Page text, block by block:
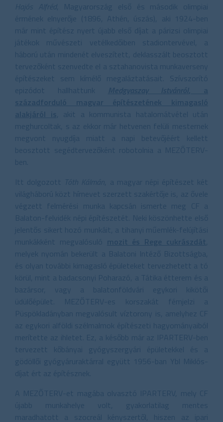
Hajós Alfréd
, Magyarország első és második olimpiai
érmének elnyerője (1896, Athén, úszás), aki 1924-ben
már mint építész nyert újabb első díjat a párizsi olimpiai
játékok művészeti vetélkedőiben stadiontervével, a
háború után mindenét elveszített, deklasszált beosztott
tervezőként szenvedte el a sztahanovista munkaverseny
építészeket sem kímélő megaláztatásait. Szívszorító
epizódot hallhattunk
Medgyaszay Istvánról, a
századforduló magyar építészetének kimagasló
alakjáról is , akit a kommunista hatalomátvétel után
meghurcoltak, s az ekkor már hetvenen felüli mesternek
megvont nyugdíja miatt a napi betevőjéért kellett
beosztott segédtervezőként robotolnia a MEZŐTERV-
ben.
Itt dolgozott Tóth Kálmán , a magyar népi építészet két
világháború közt hírnevet szerzett szakértője is, az ővele
végzett felmérési munka kapcsán ismerte meg CF a
Balaton-felvidék népi építészetét. Neki köszönhette első
jelentős sikert hozó munkáit, a tihanyi műemlék-felújítási
munkákként megvalósuló mozit és Rege cukrászdát
melyek nyomán bekerült a Balatoni Intéző Bizottságba,
és olyan további kimagasló épületeket tervezhetett a tó
körül, mint a badacsonyi Poharazó, a Tátika étterem és a
bazársor, vagy a balatonföldvári egykori kikötői
üdülőépület. MEZŐTERV-es korszakát fémjelzi a
Püspökladányban megvalósult víztorony is, amelyhez CF
az egykori alföldi szélmalmok építészeti hagyományaiból
merítette az ihletet. Ez, a később már az IPARTERV-ben
tervezett kőbányai gyógyszergyári épületekkel és a
gödöllői gyógyáruraktárral együtt 1956-ban Ybl Miklós-
díjat ért az építésznek.
A MEZŐTERV-et magába olvasztó IPARTERV, mely CF
újabb munkahelye volt, gyakorlatilag mentes
maradhatott a szocreál kényszertől, hiszen az ipari